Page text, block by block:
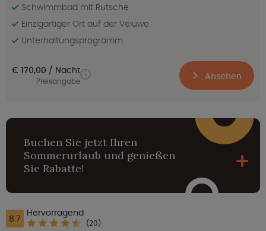
Schwimmbad mit Rutsche
Einzigartiger Ort auf der Veluwe
Unterhaltungsprogramm
€ 170,00 Nacht
Preisangabe Ansehen
Buchen Sie jetzt Ihren
Sommerurlaub und genießen
Sie Rabatte!
8.7 Hervorragend
(20)